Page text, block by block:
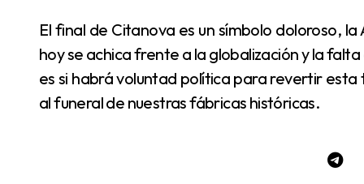
El final de Citanova es un símbolo doloroso, la Argentina que alguna vez fabricaba para sí misma
hoy se achica frente a la globalización y la
es si habrá voluntad política para revertir
al funeral de nuestras fábricas históricas.